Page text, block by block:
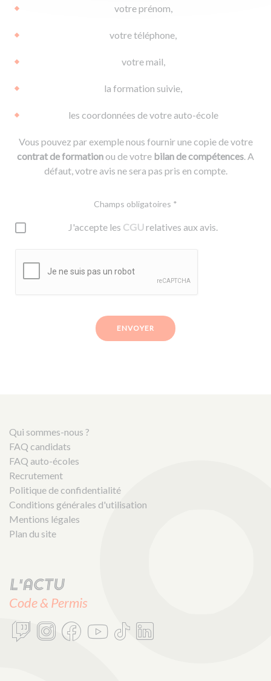
votre prénom,
votre téléphone,
votre mail,
la formation suivie,
les coordonnées de votre auto-école
Vous pouvez par exemple nous fournir une copie de votre
contrat de formationou de votre bilan de compétences. A
défaut, votre avis ne sera pas pris en compte.
Champs obligatoires *
J'accepte les CGUrelatives aux avis.
ENVOYER
Qui sommes-nous ?
FAQ candidats
FAQ auto-écoles
Recrutement
Politique de confidentialité
Conditions générales d'utilisation
Mentions légales
Plan du site
L'actu
Code & Permis